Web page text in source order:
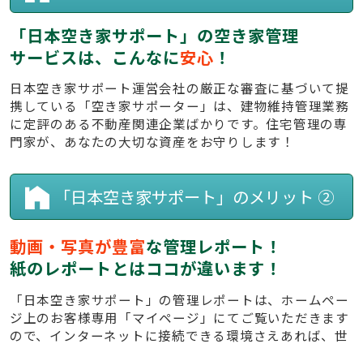
「日本空き家サポート」の空き家管理
サービスは、こんなに安心 ！
日本空き家サポート運営会社の厳正な審査に基づいて提
携している「空き家サポーター」は、建物維持管理業務
に定評のある不動産関連企業ばかりです。住宅管理の専
門家が、あなたの大切な資産をお守りします！
「日本空き家サポート」のメリット ②
動画・写真が豊富な管理レポート！
紙のレポートとはココが違います！
「日本空き家サポート」の管理レポートは、ホームペー
ジ上のお客様専用「マイページ」にてご覧いただきます
ので、インターネットに接続できる環境さえあれば、世